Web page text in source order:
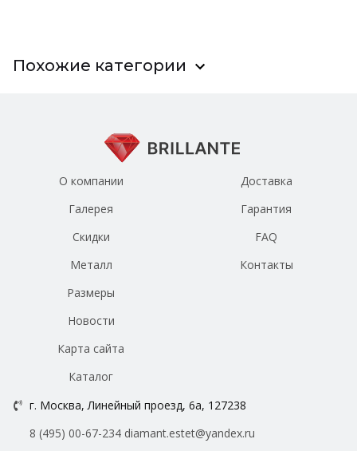
Похожие категории
О компании
Галерея
Скидки
Металл
Размеры
Новости
Доставка
Гарантия
FAQ
Контакты
Карта сайта
Каталог
г. Москва, Линейный проезд, 6а, 127238
8 (495) 00-67-234 diamant.estet@yandex.ru